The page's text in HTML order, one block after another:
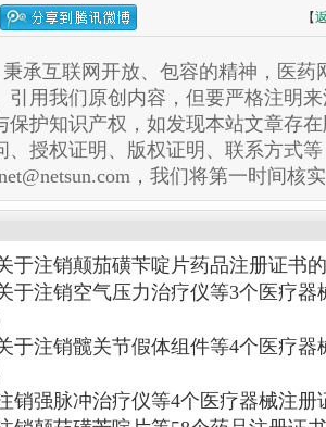
【
秉承互联网开放、包容的精神，医药
引用我们原创内容，但要严格注明
保护知识产权，如发现本站文章存
、授权证明、版权证明、联系方式
，我们将第一时间核
于注销颠茄磺苄啶片药品注册证书
于注销空气压力治疗仪等3个医疗器
于注销髋关节假体组件等4个医疗器
销强脉冲治疗仪等4个医疗器械注册